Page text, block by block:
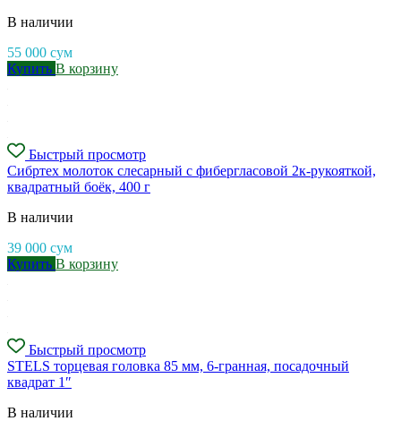
В наличии
55 000 сум
Купить В корзину
Быстрый просмотр
Cибртех молоток слесарный с фибергласовой 2к-рукояткой,
квадратный боёк, 400 г
В наличии
39 000 сум
Купить В корзину
Быстрый просмотр
STELS торцевая головка 85 мм, 6-гранная, посадочный
квадрат 1″
В наличии